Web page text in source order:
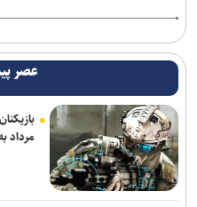
بیاتلو: با آریو قرارداد دارم/
انتصاب سرپرست جدید فدراسیون
تور جهانی تنیس صربستان|
تساوی پرسپولیس و آلومینیوم در
خورد
عصر
مرداد